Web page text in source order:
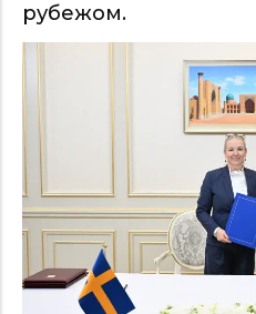
рубежом.